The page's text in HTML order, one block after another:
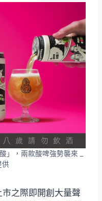
」，兩款酸啤強勢襲來 _
供
之際即開創大量聲